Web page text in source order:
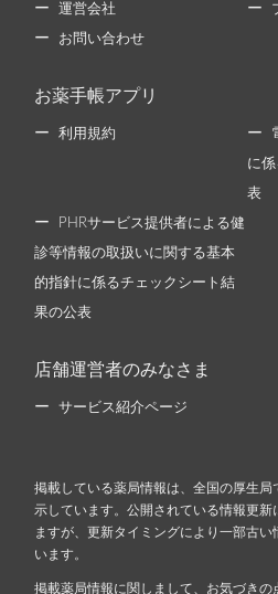
運営会社
お問い合わせ
お薬手帳アプリ
利用規約
に
表
PHRサービス提供者による健
診等情報の取扱いに関する基本
的指針に係るチェックシート結
果の公表
店舗運営者のみなさま
サービス紹介ページ
掲載している薬局情報は、全国の厚生
示しています。公開されている情報更
ますが、更新タイミングにより一部古
います。
掲載薬局情報に関しまして、お気づき